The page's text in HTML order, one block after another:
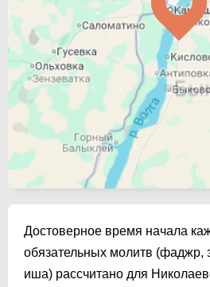
Достоверное время начала
обязательных молитв (фаджр,
иша) рассчитано для